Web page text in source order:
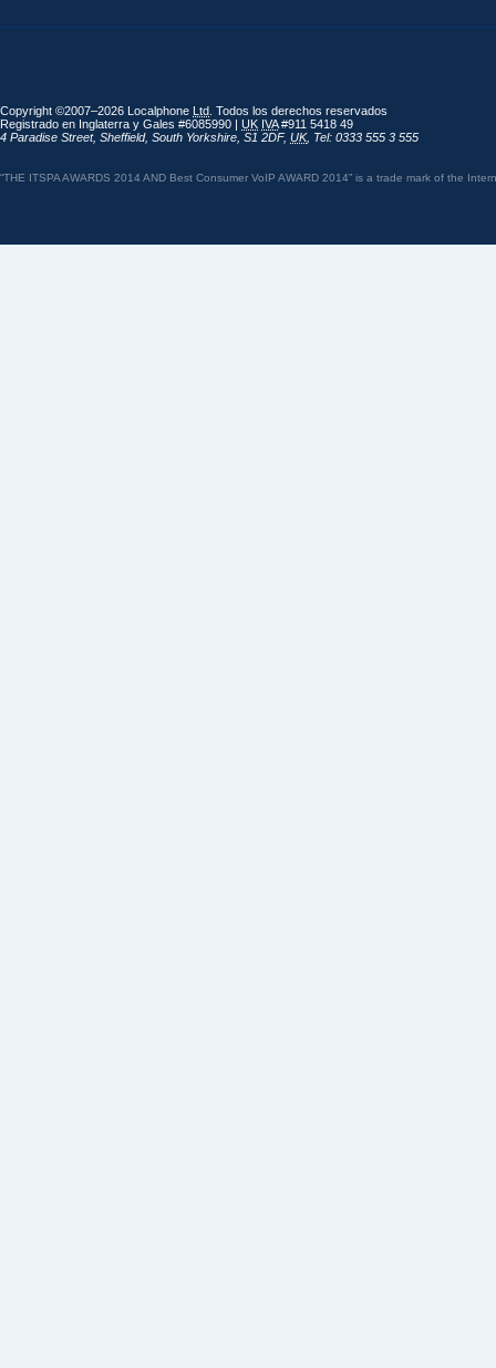
Copyright ©2007–2026 Localphone Ltd . Todos los derechos reservados
Registrado en Inglaterra y Gales #6085990 | UK IVA#911 5418 49
4 Paradise Street, Sheffield, South Yorkshire S1 2DF, UK, Tel: 0333 555 3 555
“THE ITSPA AWARDS 2014 AND Best Consumer VoIP AWARD 2014” is a trade mark of the